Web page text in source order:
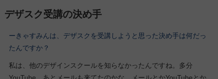
デザスク受講の決め手
ーきゃすみんは、デザスクを受講しようと思った決め手は何だっ
たんですか？
私は、他のデザインスクールを知らなかったんですね。多分